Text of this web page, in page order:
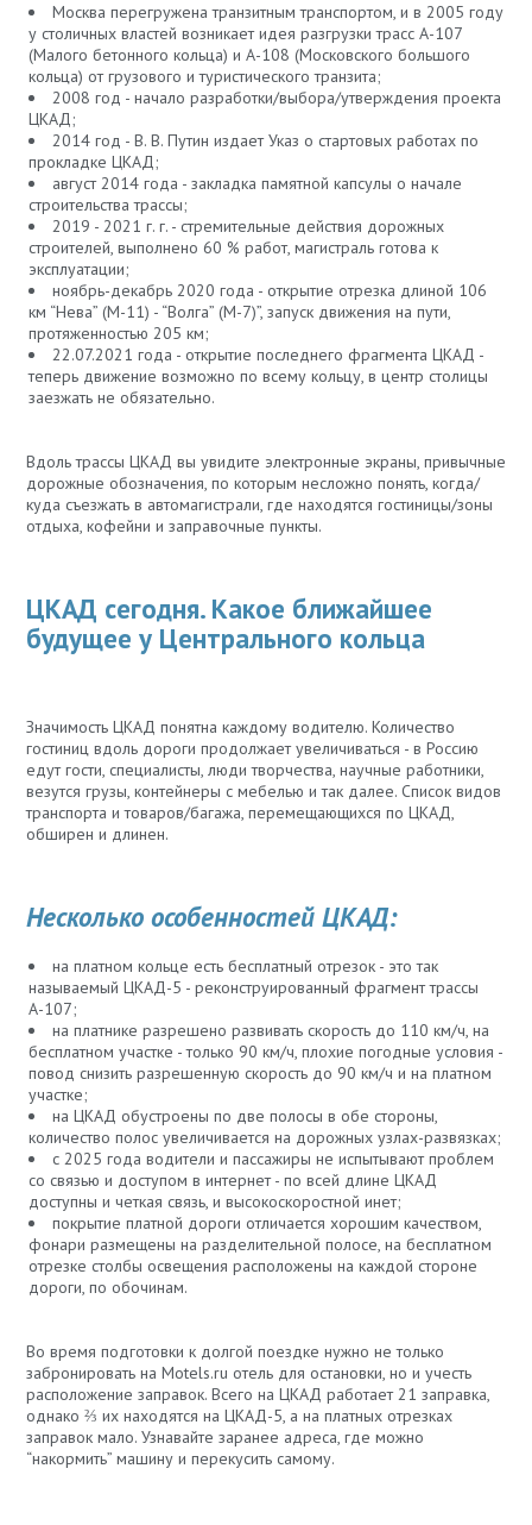
Москва перегружена транзитным транспортом, и в 2005 году
у столичных властей возникает идея разгрузки трасс А-107
(Малого бетонного кольца) и А-108 (Московского большого
кольца) от грузового и туристического транзита;
2008 год - начало разработки/выбора/утверждения проекта
ЦКАД;
2014 год - В. В. Путин издает Указ о стартовых работах по
прокладке ЦКАД;
август 2014 года - закладка памятной капсулы о начале
строительства трассы;
2019 - 2021 г. г. - стремительные действия дорожных
строителей, выполнено 60 % работ, магистраль готова к
эксплуатации;
ноябрь-декабрь 2020 года - открытие отрезка длиной 106
км “Нева” (М-11) - “Волга” (М-7)”, запуск движения на пути,
протяженностью 205 км;
22.07.2021 года - открытие последнего фрагмента ЦКАД -
теперь движение возможно по всему кольцу, в центр столицы
заезжать не обязательно.
Вдоль трассы ЦКАД вы увидите электронные экраны, привычные
дорожные обозначения, по которым несложно понять, когда/
куда съезжать в автомагистрали, где находятся гостиницы/зоны
отдыха, кофейни и заправочные пункты.
ЦКАД сегодня. Какое ближайшее
будущее у Центрального кольца
Значимость ЦКАД понятна каждому водителю. Количество
гостиниц вдоль дороги продолжает увеличиваться - в Россию
едут гости, специалисты, люди творчества, научные работники,
везутся грузы, контейнеры с мебелью и так далее. Список видов
транспорта и товаров/багажа, перемещающихся по ЦКАД,
обширен и длинен.
Несколько особенностей ЦКАД:
на платном кольце есть бесплатный отрезок - это так
называемый ЦКАД-5 - реконструированный фрагмент трассы
А-107;
на платнике разрешено развивать скорость до 110 км/ч, на
бесплатном участке - только 90 км/ч, плохие погодные условия -
повод снизить разрешенную скорость до 90 км/ч и на платном
участке;
на ЦКАД обустроены по две полосы в обе стороны,
количество полос увеличивается на дорожных узлах-развязках;
с 2025 года водители и пассажиры не испытывают проблем
со связью и доступом в интернет - по всей длине ЦКАД
доступны и четкая связь, и высокоскоростной инет;
покрытие платной дороги отличается хорошим качеством,
фонари размещены на разделительной полосе, на бесплатном
отрезке столбы освещения расположены на каждой стороне
дороги, по обочинам.
Во время подготовки к долгой поездке нужно не только
забронировать на Motels.ru отель для остановки, но и учесть
расположение заправок. Всего на ЦКАД работает 21 заправка,
однако ⅔ их находятся на ЦКАД-5, а на платных отрезках
заправок мало. Узнавайте заранее адреса, где можно
“накормить” машину и перекусить самому.